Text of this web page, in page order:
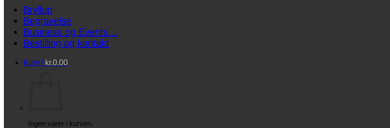
Bryllup
Begravelse
Business og Events…
Bestilling og kontakt
Kurv / kr.0.00
Ingen varer i kurven.